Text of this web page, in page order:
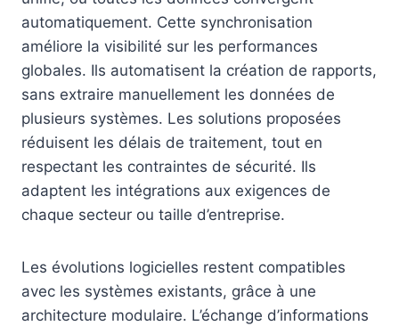
automatiquement. Cette synchronisation
améliore la visibilité sur les performances
globales. Ils automatisent la création de rapports,
sans extraire manuellement les données de
plusieurs systèmes. Les solutions proposées
réduisent les délais de traitement, tout en
respectant les contraintes de sécurité. Ils
adaptent les intégrations aux exigences de
chaque secteur ou taille d’entreprise.
Les évolutions logicielles restent compatibles
avec les systèmes existants, grâce à une
architecture modulaire. L’échange d’informations